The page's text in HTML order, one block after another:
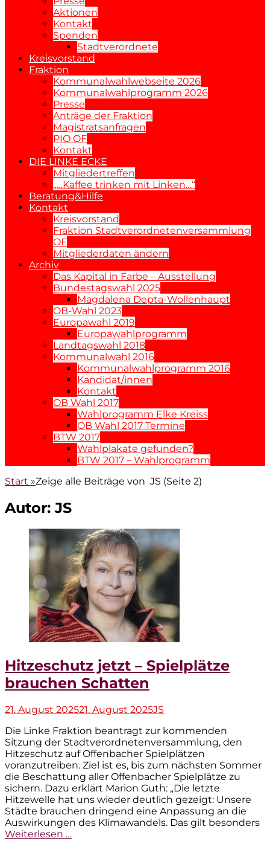
Aktionen
Kontakt
Spenden
Stadtverordnete
Kreisvorstand
Fraktion
Kommunalwahlwebseite 2026
Kommunalwahlprogramm 2026
Presse
Anträge der Fraktion
Magistratsanfragen
PIO OF
Kontakt
DIE LINKE ECKE
Mitgliedertreffen
„…Kaffee trinken mit Linken…“
Beratung&Hilfe
Kontakt
Kreisvorstand
Fraktion Stadtverordnetenversammlung
OF
Mitgliederdaten ändern
Archiv
Das Kapital in Farbe – Ausstellung
Bundestagswahl 2025
Magdalena Depta-Wollenhaupt
OB-Wahl 2023
Europawahl 2019
Europawahlprogramm
Landtagswahl 2018
Kommunalwahl 2016
Kommunalwahlprogramm 2016
Kandidat/innen
Kontakt
OB Wahl 2017
Wahlprogramm Elke Kreiss
OB Wahl 2017 Termine
BTW 2017
Wahlplakate gefunden?
BTW 2017 – Wahlprogramm
Start »Zeige alle Beiträge von JS (Seite 2)
Autor:JS
Hitzeschutz jetzt – Spielplätze
brauchen Schatten
Veröffentlicht
21. August 202521. August 2025Autor
JS
Die Linke Fraktion beantragt zur kommenden
Sitzung der Stadtverordnetenversammlung, den
Hitzeschutz auf Offenbacher Spielplätzen
voranzutreiben. Ziel ist es, bis zum nächsten Sommer
die Beschattung aller Offenbacher Spielplätze zu
sichern. Dazu erklärt Marion Guth: „Die letzte
Hitzewelle hat uns wieder deutlich gezeigt: Unsere
Städte brauchen dringend eine Anpassung an die
Auswirkungen des Klimawandels. Das gilt besonders
Weiterlesen …